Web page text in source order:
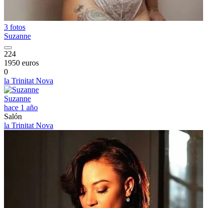
3 fotos
Suzanne
224
1950 euros
0
la Trinitat Nova
Suzanne
hace 1 año
Salón
la Trinitat Nova